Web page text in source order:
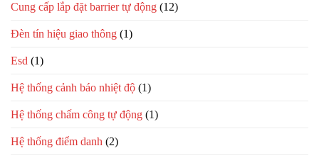
Cung cấp lắp đặt barrier tự động (12)
Đèn tín hiệu giao thông (1)
Esd (1)
Hệ thống cảnh báo nhiệt độ (1)
Hệ thống chấm công tự động (1)
Hệ thống điểm danh (2)